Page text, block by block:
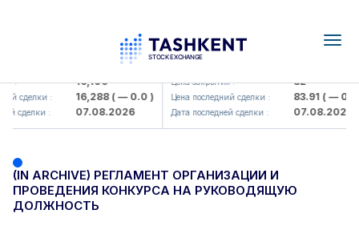
: 16,100
сделки : 16,288( — 0.0 )
сделки : 07.08.2026
KFSK (<Kafolat sug'urta
Цена закрытия : 82
Цена последний сделки : 83.91 ( — 0.0
Дата последней сделки : 07.08.2026
(IN ARCHIVE) РЕГЛАМЕНТ ОРГАНИЗАЦИИ И
ПРОВЕДЕНИЯ КОНКУРСА НА РУКОВОДЯЩУЮ
ДОЛЖНОСТЬ